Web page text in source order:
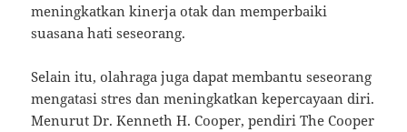
meningkatkan kinerja otak dan memperbaiki
suasana hati seseorang.
Selain itu, olahraga juga dapat membantu seseorang
mengatasi stres dan meningkatkan kepercayaan diri.
Menurut Dr. Kenneth H. Cooper, pendiri The Cooper